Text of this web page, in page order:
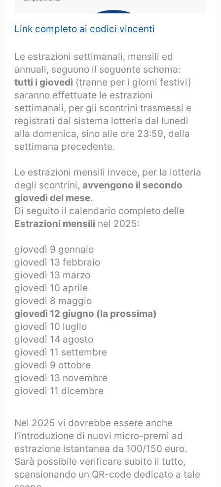
Link completo ai codici vincenti
Le estrazioni settimanali, mensili ed
annuali, seguono il seguente schema:
tutti i giovedì (tranne per i giorni festivi)
saranno effettuate le estrazioni
settimanali, per gli scontrini trasmessi e
registrati dal sistema lotteria dal lunedì
alla domenica, sino alle ore 23:59, della
settimana precedente.
Le estrazioni mensili invece, per la lotteria
degli scontrini,avvengono il secondo
giovedì del mese.
Di seguito il calendario completo delle
Estrazioni mensili nel 2025:
giovedì 9 gennaio
giovedì 13 febbraio
giovedì 13 marzo
giovedì 10 aprile
giovedì 8 maggio
giovedì 12 giugno (la prossima)
giovedì 10 luglio
giovedì 14 agosto
giovedì 11 settembre
giovedì 9 ottobre
giovedì 13 novembre
giovedì 11 dicembre
Nel 2025 vi dovrebbe essere anche
l’introduzione di nuovi micro-premi ad
estrazione istantanea da 100/150 euro.
Sarà possibile verificare subito il tutto,
scansionando un QR-code dedicato a tale